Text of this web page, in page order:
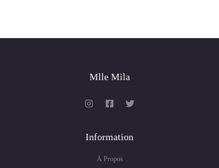
Mlle Mila
Information
À Propos